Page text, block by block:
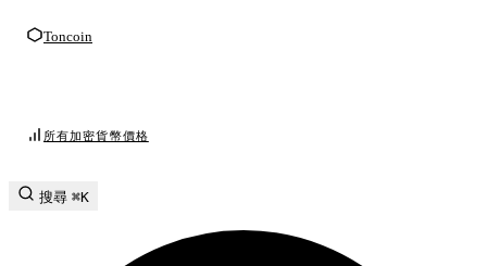
Toncoin
所有加密貨幣價格
搜尋 ⌘K